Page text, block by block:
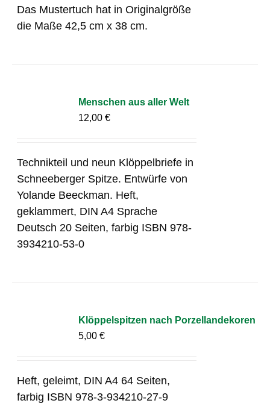
Das Mustertuch hat in Originalgröße
die Maße 42,5 cm x 38 cm.
Menschen aus aller Welt
12,00€
Technikteil und neun Klöppelbriefe in
Schneeberger Spitze. Entwürfe von
Yolande Beeckman. Heft,
geklammert, DIN A4 Sprache
Deutsch 20 Seiten, farbig ISBN 978-
3934210-53-0
Klöppelspitzen nach Porzellandekoren
5,00€
Heft, geleimt, DIN A4 64 Seiten,
farbig ISBN 978-3-934210-27-9